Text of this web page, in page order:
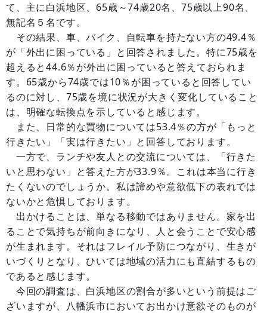
て、主に白浜地区、65歳～74歳20名、75歳以上90名、
無記名５名です。
その結果、車、バイク、自転車を持たない方の49.4％
が「外出に困っている」と回答されました。特に75歳を
超えると44.6％が外出に困っていると答えておられま
す。65歳から74歳では10％が困っていると回答してい
るのに対し、75歳を境に状況が大きく変化していること
は、明確な転換点を示していると感じます。
また、日常的な買物については53.4％の方が「もっと
行きたい」「実は行きたい」と回答しております。
一方で、ランチや友人との交流については、「行きた
いと思わない」と答えた方が33.9％。これは本当に行き
たくないのでしょうか。私は諦めや意欲低下の表れでは
ないかと危惧しております。
出かけることは、単なる移動ではありません。家を出
ることで気持ちが前向きになり、人と会うことで安心感
が生まれます。それはフレイル予防につながり、生きが
いづくりとなり、ひいては地域の活力にも直結するもの
であると感じます。
今回の調査は、白浜地区の割合が多いという前提はご
ざいますが、八幡浜市においてお出かけ意欲そのものが